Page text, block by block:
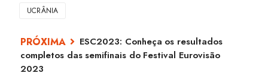
UCRÂNIA
ESC2023: Conheça os resultados
completos das semifinais do Festival Eurovisão
2023